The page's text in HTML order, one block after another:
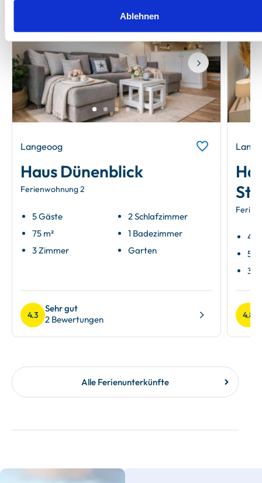
Ablehnen
Next
Langeoog
Haus Dünenblick
Ferienwohnung 2
5 Gäste
75 m²
3 Zimmer
2 Schlafzimmer
1 Badezimmer
Garten
4.3
Sehr gut
2 Bewertungen
4
54
3
4.8
Alle Ferienunterkünfte